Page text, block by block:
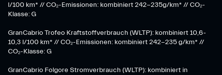
l/100 km* // CO₂-Emissionen: kombiniert 242-235g/km* // CO₂-
Klasse: G
GranCabrio Trofeo Kraftstoffverbrauch (WLTP): kombiniert 10,6-
10,3 l/100 km* // CO₂-Emissionen: kombiniert 242-235 g/km* //
CO₂-Klasse: G
GranCabrio Folgore Stromverbrauch (WLTP): kombiniert in